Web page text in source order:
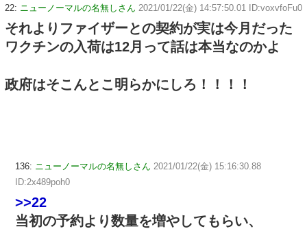
22: ニューノーマルの名無しさん 2021/01/22(金) 14:57:50.01 ID:voxvfoFu0
それよりファイザーとの契約が実は今月だった
ワクチンの入荷は12月って話は本当なのかよ
政府はそこんとこ明らかにしろ！！！！
136: ニューノーマルの名無しさん 2021/01/22(金) 15:16:30.88
ID:2x489poh0
>>22
当初の予約より数量を増やしてもらい、